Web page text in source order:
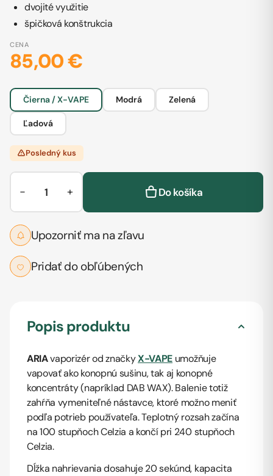
dvojité využitie
špičková konštrukcia
CENA
85,00 €
Čierna / X-VAPE Modrá Zelená
Ľadová
Posledný kus
− + Do košíka
Upozorniť ma na zľavu
Pridať do obľúbených
Popis produktu
ARIAvaporizér od značkyX-VAPE umožňuje
vapovať ako konopnú sušinu, tak aj konopné
koncentráty (napríklad DAB WAX). Balenie totiž
zahŕňa vymeniteľné nástavce, ktoré možno meniť
podľa potrieb používateľa. Teplotný rozsah začína
na 100 stupňoch Celzia a končí pri 240 stupňoch
Celzia.
Dĺžka nahrievania dosahuje 20 sekúnd, kapacita